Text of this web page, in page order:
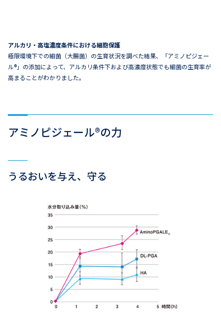
アルカリ・高塩濃度条件における細胞保護
極限環境下での細菌（大腸菌）の生育状況を調べた結果、「アミノピジェー
ル®」の添加によって、アルカリ条件下および高濃度状態でも細菌の生育率が
高まることがわかりました。
アミノピジェール®の力
うるおいを与え、守る